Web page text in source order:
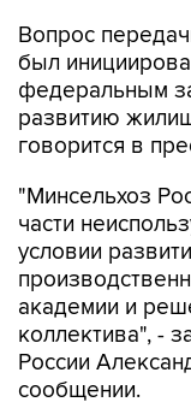
Вопрос
был
федеральным
развитию
говорится в
"Минсельхоз
части
условии
академии и
коллектива", -
России
сообщении.